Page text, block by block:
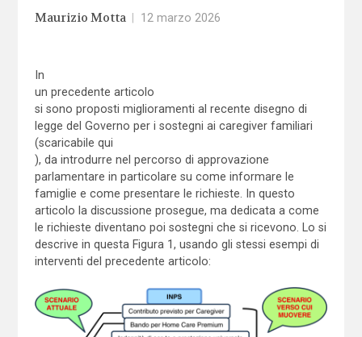
Maurizio Motta 12 marzo 2026
In
un precedente articolo
si sono proposti miglioramenti al recente disegno di
legge del Governo per i sostegni ai caregiver familiari
(scaricabile qui
), da introdurre nel percorso di approvazione
parlamentare in particolare su come informare le
famiglie e come presentare le richieste. In questo
articolo la discussione prosegue, ma dedicata a come
le richieste diventano poi sostegni che si ricevono. Lo si
descrive in questa Figura 1, usando gli stessi esempi di
interventi del precedente articolo: